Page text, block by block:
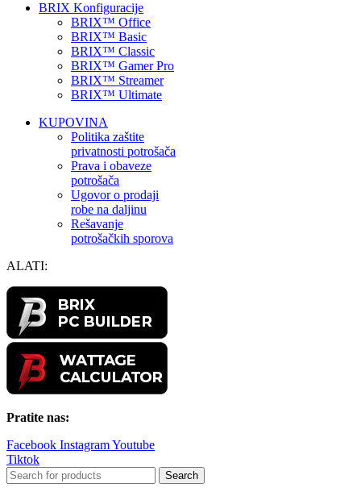
BRIX Konfiguracije
BRIX™ Office
BRIX™ Basic
BRIX™ Classic
BRIX™ Gamer Pro
BRIX™ Streamer
BRIX™ Ultimate
KUPOVINA
Politika zaštite
privatnosti potrošača
Prava i obaveze
potrošača
Ugovor o prodaji
robe na daljinu
Rešavanje
potrošačkih sporova
ALATI:
Pratite nas:
Facebook InstagramYoutube
Tiktok
Search